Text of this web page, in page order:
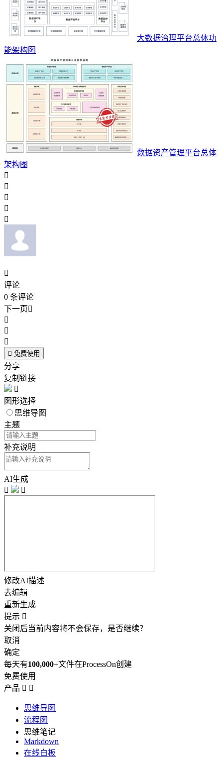
大数据治理平台总体功
能架构图
数据资产管理平台总体
架构图






评论
0 条评论
下一页



 免费使用
分享
复制链接

图形选择
思维导图
主题
补充说明
AI生成


修改AI描述
去编辑
重新生成
提示 
关闭后当前内容将不会保存，是否继续？
取消
确定
每天有100,000+文件在ProcessOn创建
免费使用
产品  
思维导图
流程图
思维笔记
Markdown
在线白板